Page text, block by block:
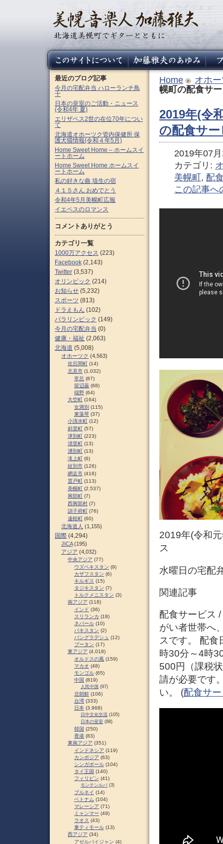
Home
オホ
幌町の配食サ
2019年(令
の配食サ
2019年07
カテゴリ:
美幌町 , 配
この記事へ
2019年(令和
ス
水曜日の宅配
関連記事
配食サービス
がい者世帯へ
スです。 配食
時30分～4時
500円（課税
請が必要です
い。 (配食サ
最近のブログ記事
今月の宅配弁当 ハローランチ鳥
十
日本の皇室のご活動・ニュース
(令和4年 夏)
エリザベス2世の在位70年につい
て
北海道オホーツク管内保健所 保
護犬猫情報(令和４年5月)
Home Sweet Home – ホームスイ
ートホーム
Home Sweet Home ホームスイ
ートホーム
私の好きな曲 埴生の宿
４１５さん おめでとう
令和4年5月美幌町広報
イエペスのロマンス
コメントありがとう
カテゴリ一覧
1000万アクセス (223)
Facebook (2,143)
Twitter (3,537)
オリンピック (214)
お知らせ (5,232)
スポーツ (813)
ドラえもん (102)
パラリンピック (149)
今月の宅配弁当 (0)
健康・福祉 (2,063)
北海道 (5,008)
オホーツク (4,563)
佐呂間町 (14)
北見市 (1,032)
常呂 (87)
留辺蘂 (68)
端野 (64)
大空町 (164)
女満別 (115)
東藻琴 (37)
小清水町 (12)
斜里町 (57)
津別町 (223)
清里町 (13)
湧別町 (13)
滝上町 (6)
紋別市 (126)
網走市 (416)
置戸町 (113)
美幌町 (2,537)
興部町 (7)
西興部村 (7)
訓子府町 (76)
遠軽町 (60)
北海道人 (1,155)
国際 (4,294)
JICA(195)
アジア (4,032)
中央アジア (77)
ウズベキスタン (9)
カザフスタン (6)
キルギス (15)
タジキスタン (7)
トルクメニスタン (3)
南アジア (118)
インド (36)
スリランカ (18)
ネパール (10)
パキスタン (2)
バングラデシュ (12)
ブータン (17)
東アジア (4,018)
オルドスの風 (159)
マカオ (48)
モンゴル (65)
中国 (819)
人民中国 (97)
北朝鮮 (106)
台湾 (333)
日本 (3,968)
日中文化交流 (105)
日本の皇室 (88)
韓国 (250)
香港 (83)
東南アジア (351)
インドネシア (119)
カンボジア (63)
シンガポール (104)
タイ王国 (140)
フィリピン (41)
モンテンルパ (3)
ブルネイ (14)
ベトナム (104)
マレーシア (71)
ミャンマー (49)
ラオス (43)
東ティモール (13)
西アジア (34)
アゼルバイジャン (4)